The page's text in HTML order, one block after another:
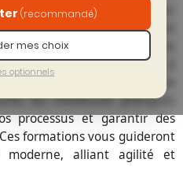
(recommandé)
mes choix
optionnels
DevOps, conçues pour
développer et déployer vos
de Git pour une
et efficace, et apprenez à
avec Docker pour une
les meilleures pratiques
processus et garantir des
formations vous guideront
moderne, alliant agilité et